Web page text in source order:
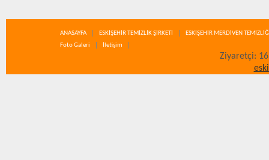
ANASAYFA ESKİŞEHİR TEMİZLİK ŞİRKETİ
ESKİŞEHİR MERDİVEN
Foto Galeri
İletişim
Ziyaretçi: